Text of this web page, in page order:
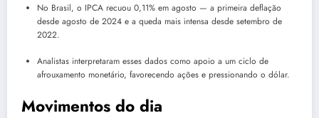
No Brasil, o IPCA recuou 0,11% em agosto — a primeira deflação
desde agosto de 2024 e a queda mais intensa desde setembro de
2022.
Analistas interpretaram esses dados como apoio a um ciclo de
afrouxamento monetário, favorecendo ações e pressionando o dólar.
Movimentos do dia